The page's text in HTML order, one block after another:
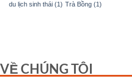
du lịch sinh thái (1) Trà Bồng (1)
VỀ CHÚNG TÔI